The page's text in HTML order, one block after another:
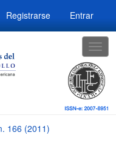
Registrarse Entrar
166 (2011)